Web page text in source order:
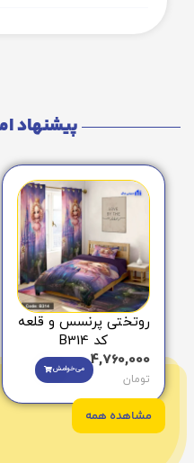
پیشنهاد
روتختی پرنسس و قلعه
کد B314
4,760,000
تومان
می‌خوامش
مشاهده همه